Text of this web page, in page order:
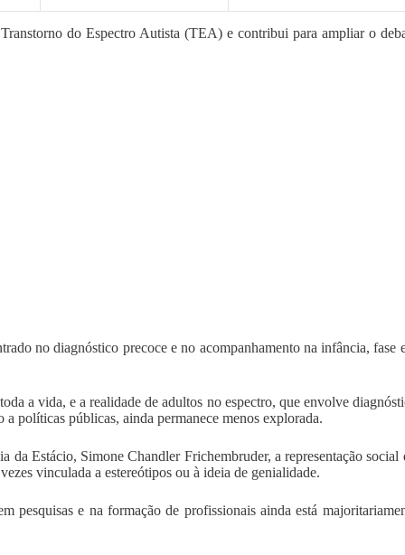
do Espectro Autista (TEA) e contribui para ampliar o
no diagnóstico precoce e no acompanhamento na infância, fase
a vida, e a realidade de adultos no espectro, que envolve
políticas públicas, ainda permanece menos explorada.
da Estácio, Simone Chandler Frichembruder, a representação social
vinculada a estereótipos ou à ideia de genialidade.
pesquisas e na formação de profissionais ainda está